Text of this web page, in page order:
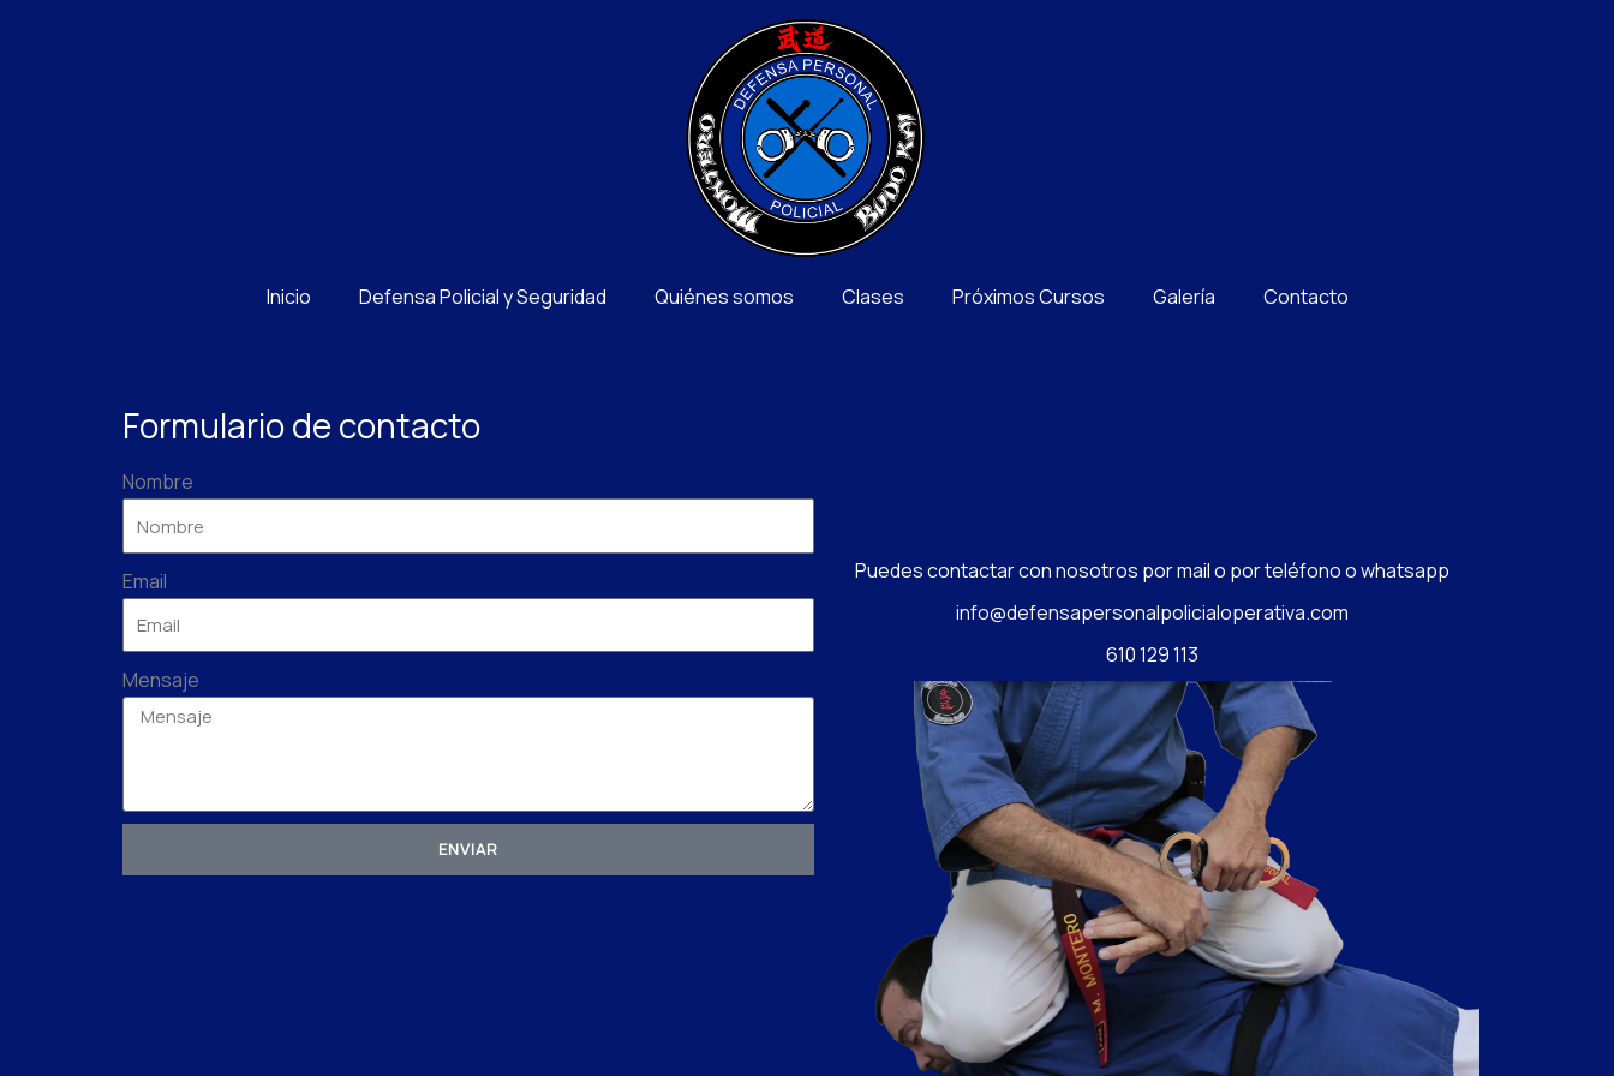
Inicio Defensa Policial y Seguridad Quiénes somos Clases Próximos Cursos Galería Contacto
Formulario de contacto
Nombre
Email
Mensaje
ENVIAR
Puedes contactar con nosotros por mail o por teléfono o whatsapp
info@defensapersonalpolicialoperativa.com
610 129 113